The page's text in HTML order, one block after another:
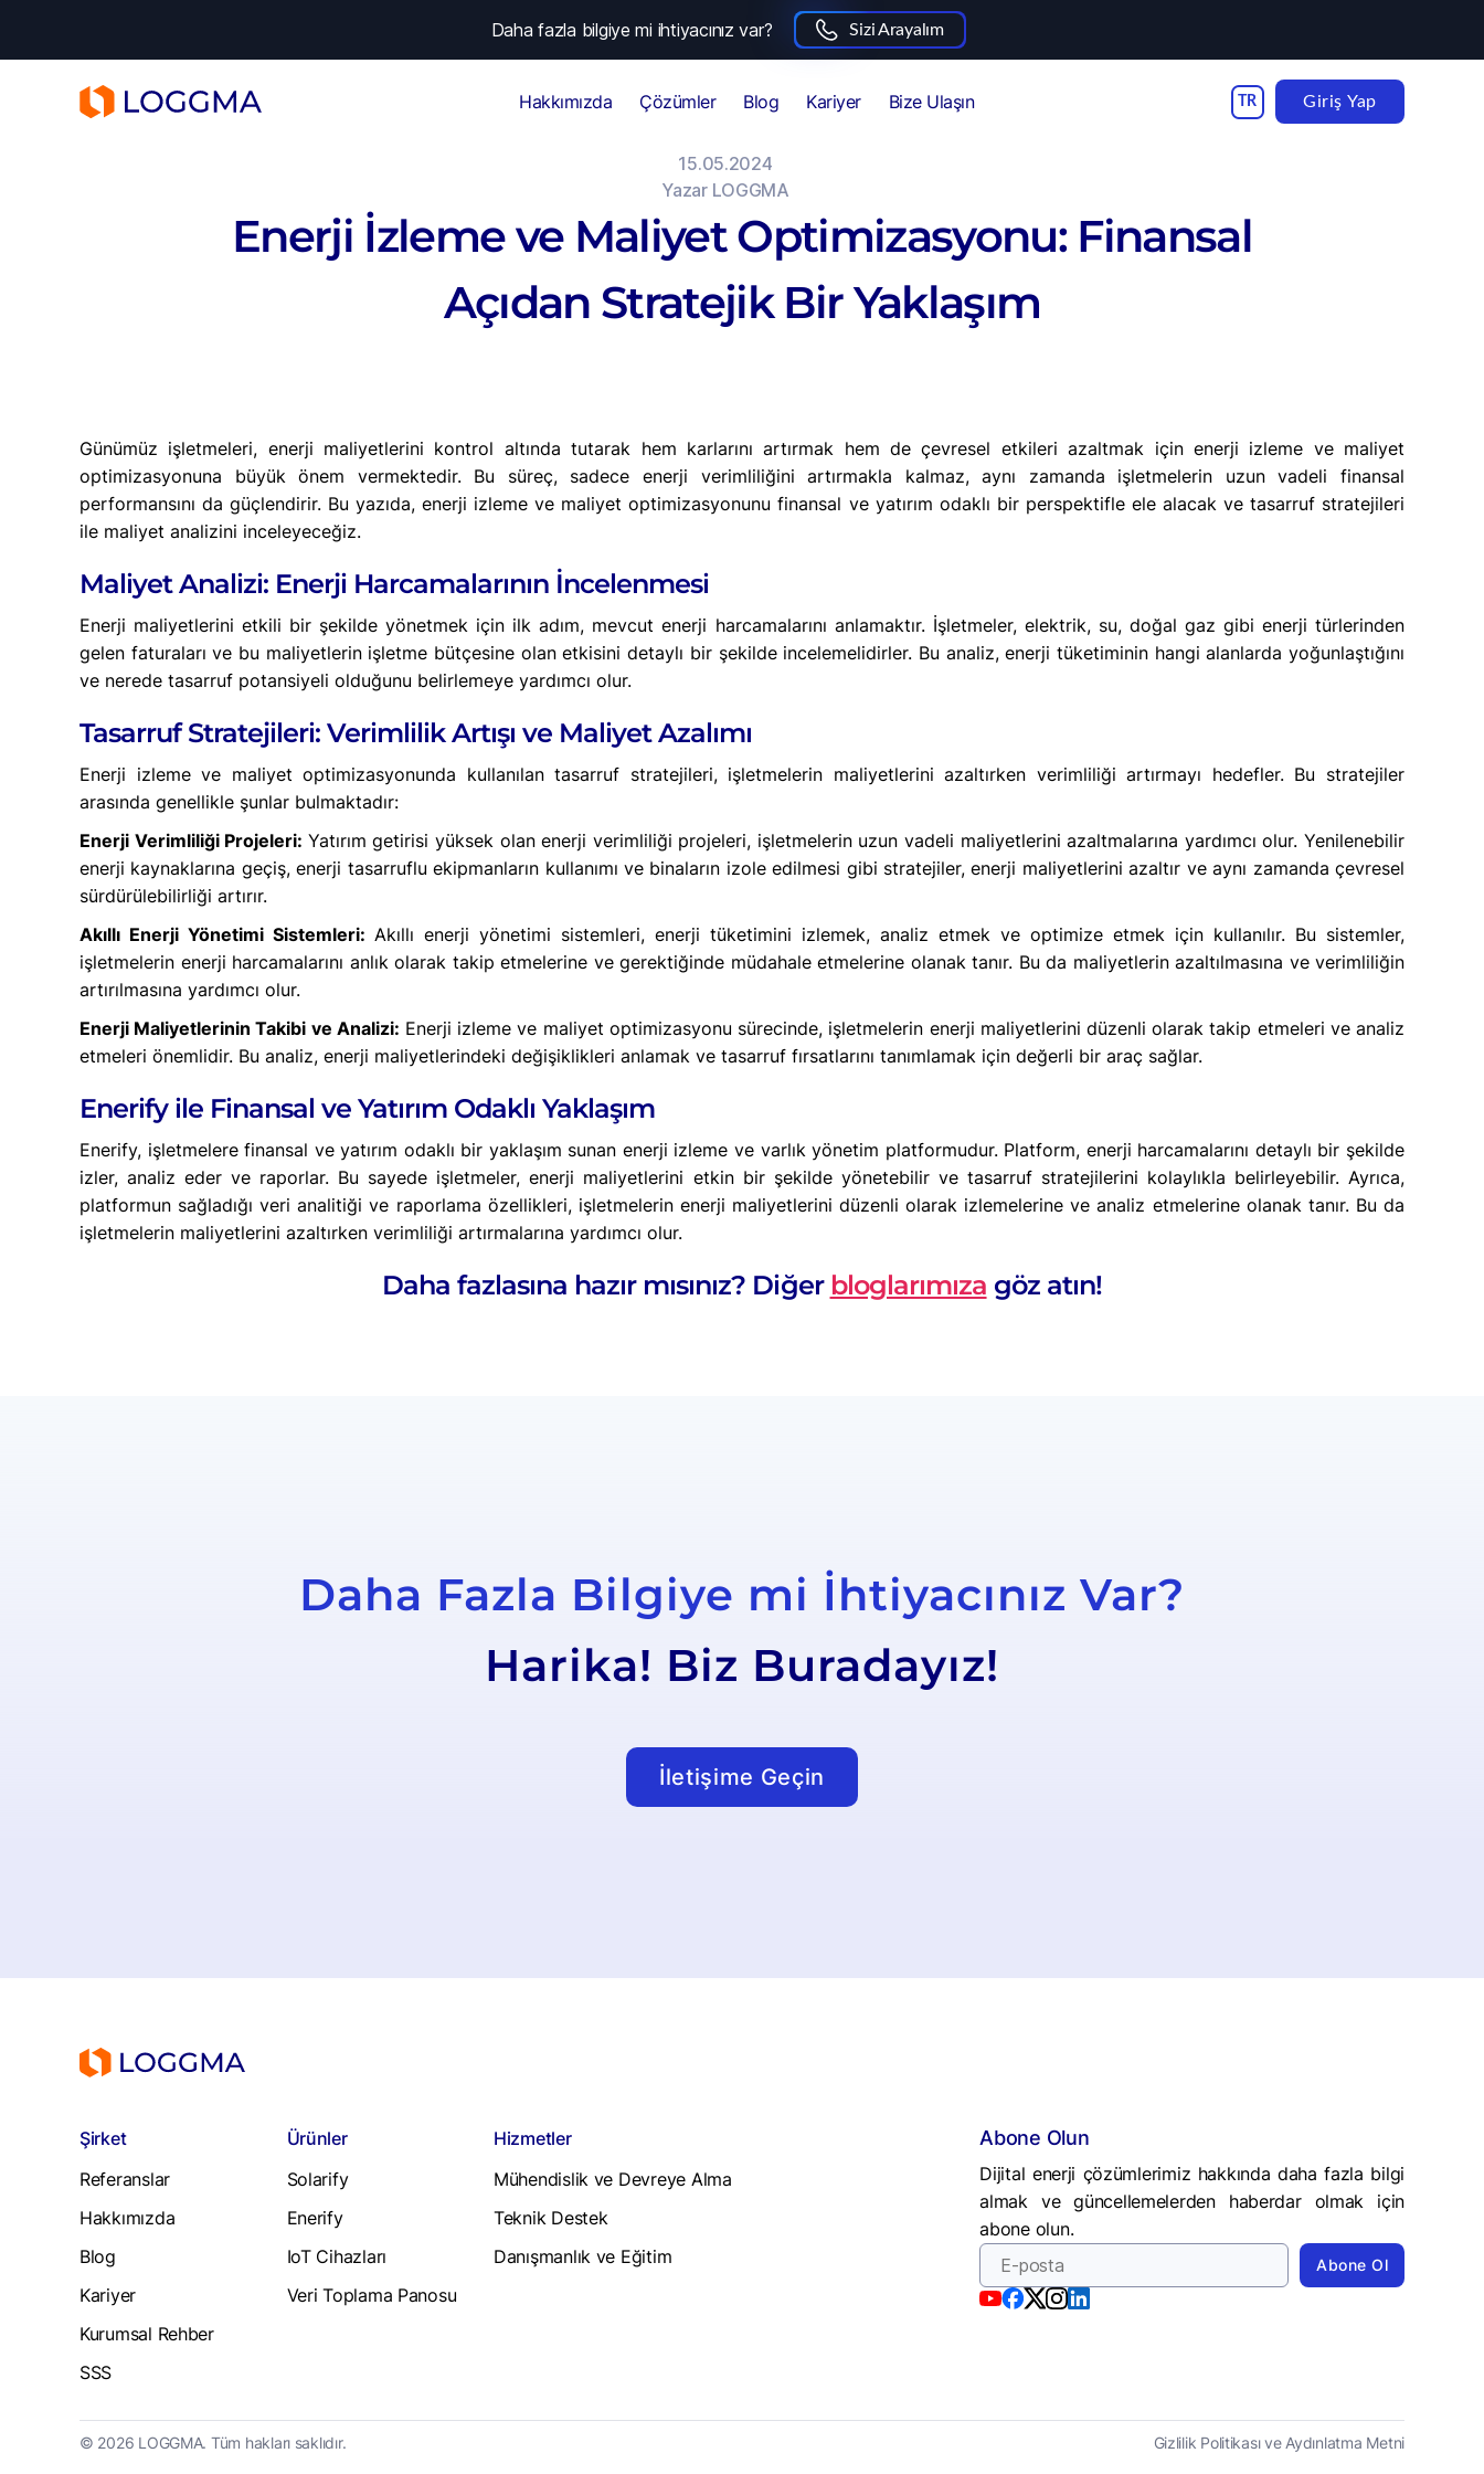
Daha fazla bilgiye mi ihtiyacınız var? Sizi Arayalım
Hakkımızda Çözümler Blog Kariyer Bize Ulaşın Giriş Yap
Enerji İzleme ve Maliyet Optimizasyonu: Finansal
Açıdan Stratejik Bir Yaklaşım
Yazar LOGGMA
15.05.2024
Günümüz işletmeleri, enerji maliyetlerini kontrol altında tutarak hem karlarını artırmak hem de çevresel etkileri azaltmak için enerji izleme ve maliyet
optimizasyonuna büyük önem vermektedir. Bu süreç, sadece enerji verimliliğini artırmakla kalmaz, aynı zamanda işletmelerin uzun vadeli finansal
performansını da güçlendirir. Bu yazıda, enerji izleme ve maliyet optimizasyonunu finansal ve yatırım odaklı bir perspektifle ele alacak ve tasarruf stratejileri
ile maliyet analizini inceleyeceğiz.
Maliyet Analizi: Enerji Harcamalarının İncelenmesi
Enerji maliyetlerini etkili bir şekilde yönetmek için ilk adım, mevcut enerji harcamalarını anlamaktır. İşletmeler, elektrik, su, doğal gaz gibi enerji türlerinden
gelen faturaları ve bu maliyetlerin işletme bütçesine olan etkisini detaylı bir şekilde incelemelidirler. Bu analiz, enerji tüketiminin hangi alanlarda yoğunlaştığını
ve nerede tasarruf potansiyeli olduğunu belirlemeye yardımcı olur.
Tasarruf Stratejileri: Verimlilik Artışı ve Maliyet Azalımı
Enerji izleme ve maliyet optimizasyonunda kullanılan tasarruf stratejileri, işletmelerin maliyetlerini azaltırken verimliliği artırmayı hedefler. Bu stratejiler
arasında genellikle şunlar bulmaktadır:
Enerji Verimliliği Projeleri: Yatırım getirisi yüksek olan enerji verimliliği projeleri, işletmelerin uzun vadeli maliyetlerini azaltmalarına yardımcı olur. Yenilenebilir
enerji kaynaklarına geçiş, enerji tasarruflu ekipmanların kullanımı ve binaların izole edilmesi gibi stratejiler, enerji maliyetlerini azaltır ve aynı zamanda çevresel
sürdürülebilirliği artırır.
Akıllı Enerji Yönetimi Sistemleri: Akıllı enerji yönetimi sistemleri, enerji tüketimini izlemek, analiz etmek ve optimize etmek için kullanılır. Bu sistemler,
işletmelerin enerji harcamalarını anlık olarak takip etmelerine ve gerektiğinde müdahale etmelerine olanak tanır. Bu da maliyetlerin azaltılmasına ve verimliliğin
artırılmasına yardımcı olur.
Enerji Maliyetlerinin Takibi ve Analizi: Enerji izleme ve maliyet optimizasyonu sürecinde, işletmelerin enerji maliyetlerini düzenli olarak takip etmeleri ve analiz
etmeleri önemlidir. Bu analiz, enerji maliyetlerindeki değişiklikleri anlamak ve tasarruf fırsatlarını tanımlamak için değerli bir araç sağlar.
Enerify ile Finansal ve Yatırım Odaklı Yaklaşım
Enerify, işletmelere finansal ve yatırım odaklı bir yaklaşım sunan enerji izleme ve varlık yönetim platformudur. Platform, enerji harcamalarını detaylı bir şekilde
izler, analiz eder ve raporlar. Bu sayede işletmeler, enerji maliyetlerini etkin bir şekilde yönetebilir ve tasarruf stratejilerini kolaylıkla belirleyebilir. Ayrıca,
platformun sağladığı veri analitiği ve raporlama özellikleri, işletmelerin enerji maliyetlerini düzenli olarak izlemelerine ve analiz etmelerine olanak tanır. Bu da
işletmelerin maliyetlerini azaltırken verimliliği artırmalarına yardımcı olur.
Daha fazlasına hazır mısınız? Diğer bloglarımıza göz atın!
Daha Fazla Bilgiye mi İhtiyacınız Var?
Harika! Biz Buradayız!
İletişime Geçin
Şirket
Referanslar
Hakkımızda
Blog
Kariyer
Kurumsal Rehber
SSS
Ürünler
Solarify
Enerify
IoT Cihazları
Veri Toplama Panosu
Hizmetler
Mühendislik ve Devreye Alma
Teknik Destek
Danışmanlık ve Eğitim
Abone Olun
Dijital enerji çözümlerimiz hakkında daha fazla bilgi
almak ve güncellemelerden haberdar olmak için
abone olun.
© 2026 LOGGMA. Tüm hakları saklıdır. Gizlilik Politikası ve Aydınlatma Metni